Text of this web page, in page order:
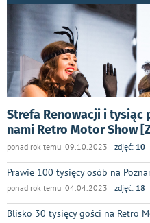
Strefa Renowacji i tysiąc
nami Retro Motor Show
ponad rok temu 09.10.2023 zdjęć: 10
Prawie 100 tysięcy osób na
ponad rok temu 04.04.2023 zdjęć: 18
Blisko 30 tysięcy gości na Retro